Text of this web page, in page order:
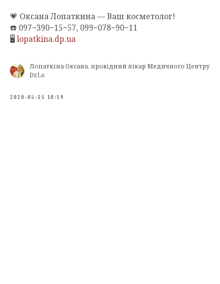
💗 Оксана Лопаткина — Ваш косметолог!
☎️ 097−390−15−57, 099−078−90−11
🖥 lopatkina.dp.ua
Лопаткіна Оксана, провідний лікар Медичного Центру
Dr.Lo
2020-05-15 10:59